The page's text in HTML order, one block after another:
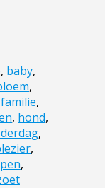
, baby,
,
familie,
, hond,
,
,
,